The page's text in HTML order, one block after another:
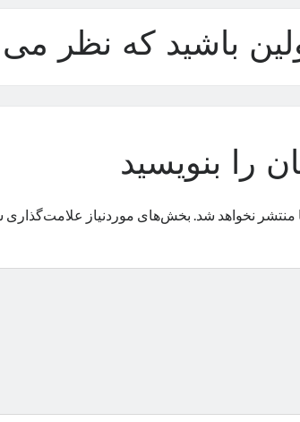
باشید که نظر
را بنویسید
منتشر نخواهد شد. بخش‌های موردنیاز علامت‌گذاری